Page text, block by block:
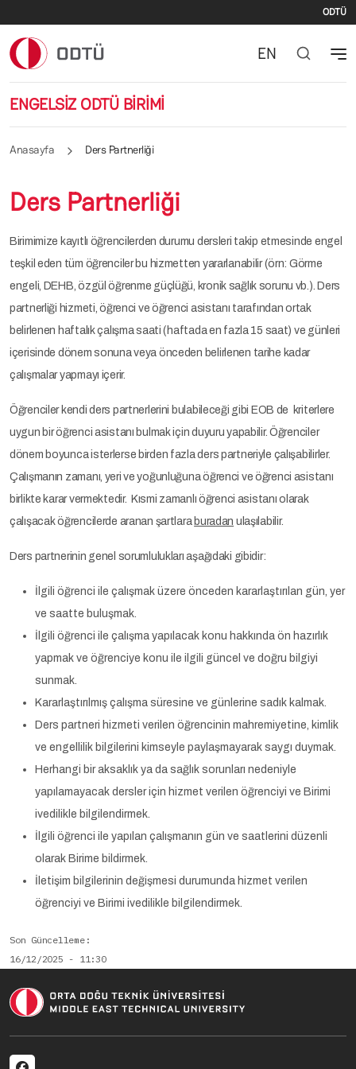
ODTÜ
ENGELSİZ ODTÜ BİRİMİ
EN
Anasayfa Ders Partnerliği
Ders Partnerliği
Birimimize kayıtlı öğrencilerden durumu dersleri takip etmesinde engel
teşkil eden tüm öğrenciler bu hizmetten yararlanabilir (örn: Görme
engeli, DEHB, özgül öğrenme güçlüğü, kronik sağlık sorunu vb.). Ders
partnerliği hizmeti, öğrenci ve öğrenci asistanı tarafından ortak
belirlenen haftalık çalışma saati (haftada en fazla 15 saat) ve günleri
içerisinde dönem sonuna veya önceden belirlenen tarihe kadar
çalışmalar yapmayı içerir.
Öğrenciler kendi ders partnerlerini bulabileceği gibi EOB de kriterlere
uygun bir öğrenci asistanı bulmak için duyuru yapabilir. Öğrenciler
dönem boyunca isterlerse birden fazla ders partneriyle çalışabilirler.
Çalışmanın zamanı, yeri ve yoğunluğuna öğrenci ve öğrenci asistanı
birlikte karar vermektedir. Kısmi zamanlı öğrenci asistanı olarak
çalışacak öğrencilerde aranan şartlara buradan ulaşılabilir.
Ders partnerinin genel sorumlulukları aşağıdaki gibidir:
İlgili öğrenci ile çalışmak üzere önceden kararlaştırılan gün, yer
ve saatte buluşmak.
İlgili öğrenci ile çalışma yapılacak konu hakkında ön hazırlık
yapmak ve öğrenciye konu ile ilgili güncel ve doğru bilgiyi
sunmak.
Kararlaştırılmış çalışma süresine ve günlerine sadık kalmak.
Ders partneri hizmeti verilen öğrencinin mahremiyetine, kimlik
ve engellilik bilgilerini kimseyle paylaşmayarak saygı duymak.
Herhangi bir aksaklık ya da sağlık sorunları nedeniyle
yapılamayacak dersler için hizmet verilen öğrenciyi ve Birimi
ivedilikle bilgilendirmek.
İlgili öğrenci ile yapılan çalışmanın gün ve saatlerini düzenli
olarak Birime bildirmek.
İletişim bilgilerinin değişmesi durumunda hizmet verilen
öğrenciyi ve Birimi ivedilikle bilgilendirmek.
Son Güncelleme
16/12/2025 - 11:30